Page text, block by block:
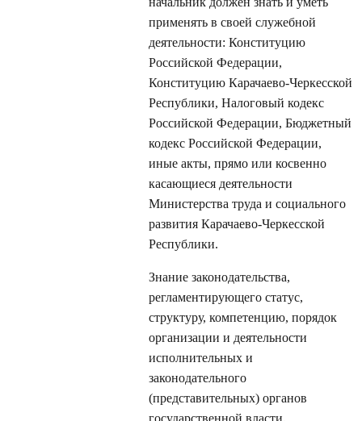
применять в своей служебной
деятельности: Конституцию
Российской Федерации,
Конституцию Карачаево-Черкесской
Республики, Налоговый кодекс
Российской Федерации, Бюджетный
кодекс Российской Федерации,
иные акты, прямо или косвенно
касающиеся деятельности
Министерства труда и социального
развития Карачаево-Черкесской
Республики.
Знание законодательства,
регламентирующего статус,
структуру, компетенцию, порядок
организации и деятельности
исполнительных и
законодательного
(представительных) органов
государственной власти.